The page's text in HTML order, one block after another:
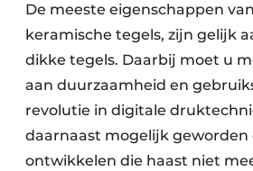
De meeste eigenschappen
keramische tegels, zijn gelijk
dikke tegels. Daarbij moet u
aan duurzaamheid en
revolutie in digitale
daarnaast mogelijk geworden
ontwikkelen die haast niet